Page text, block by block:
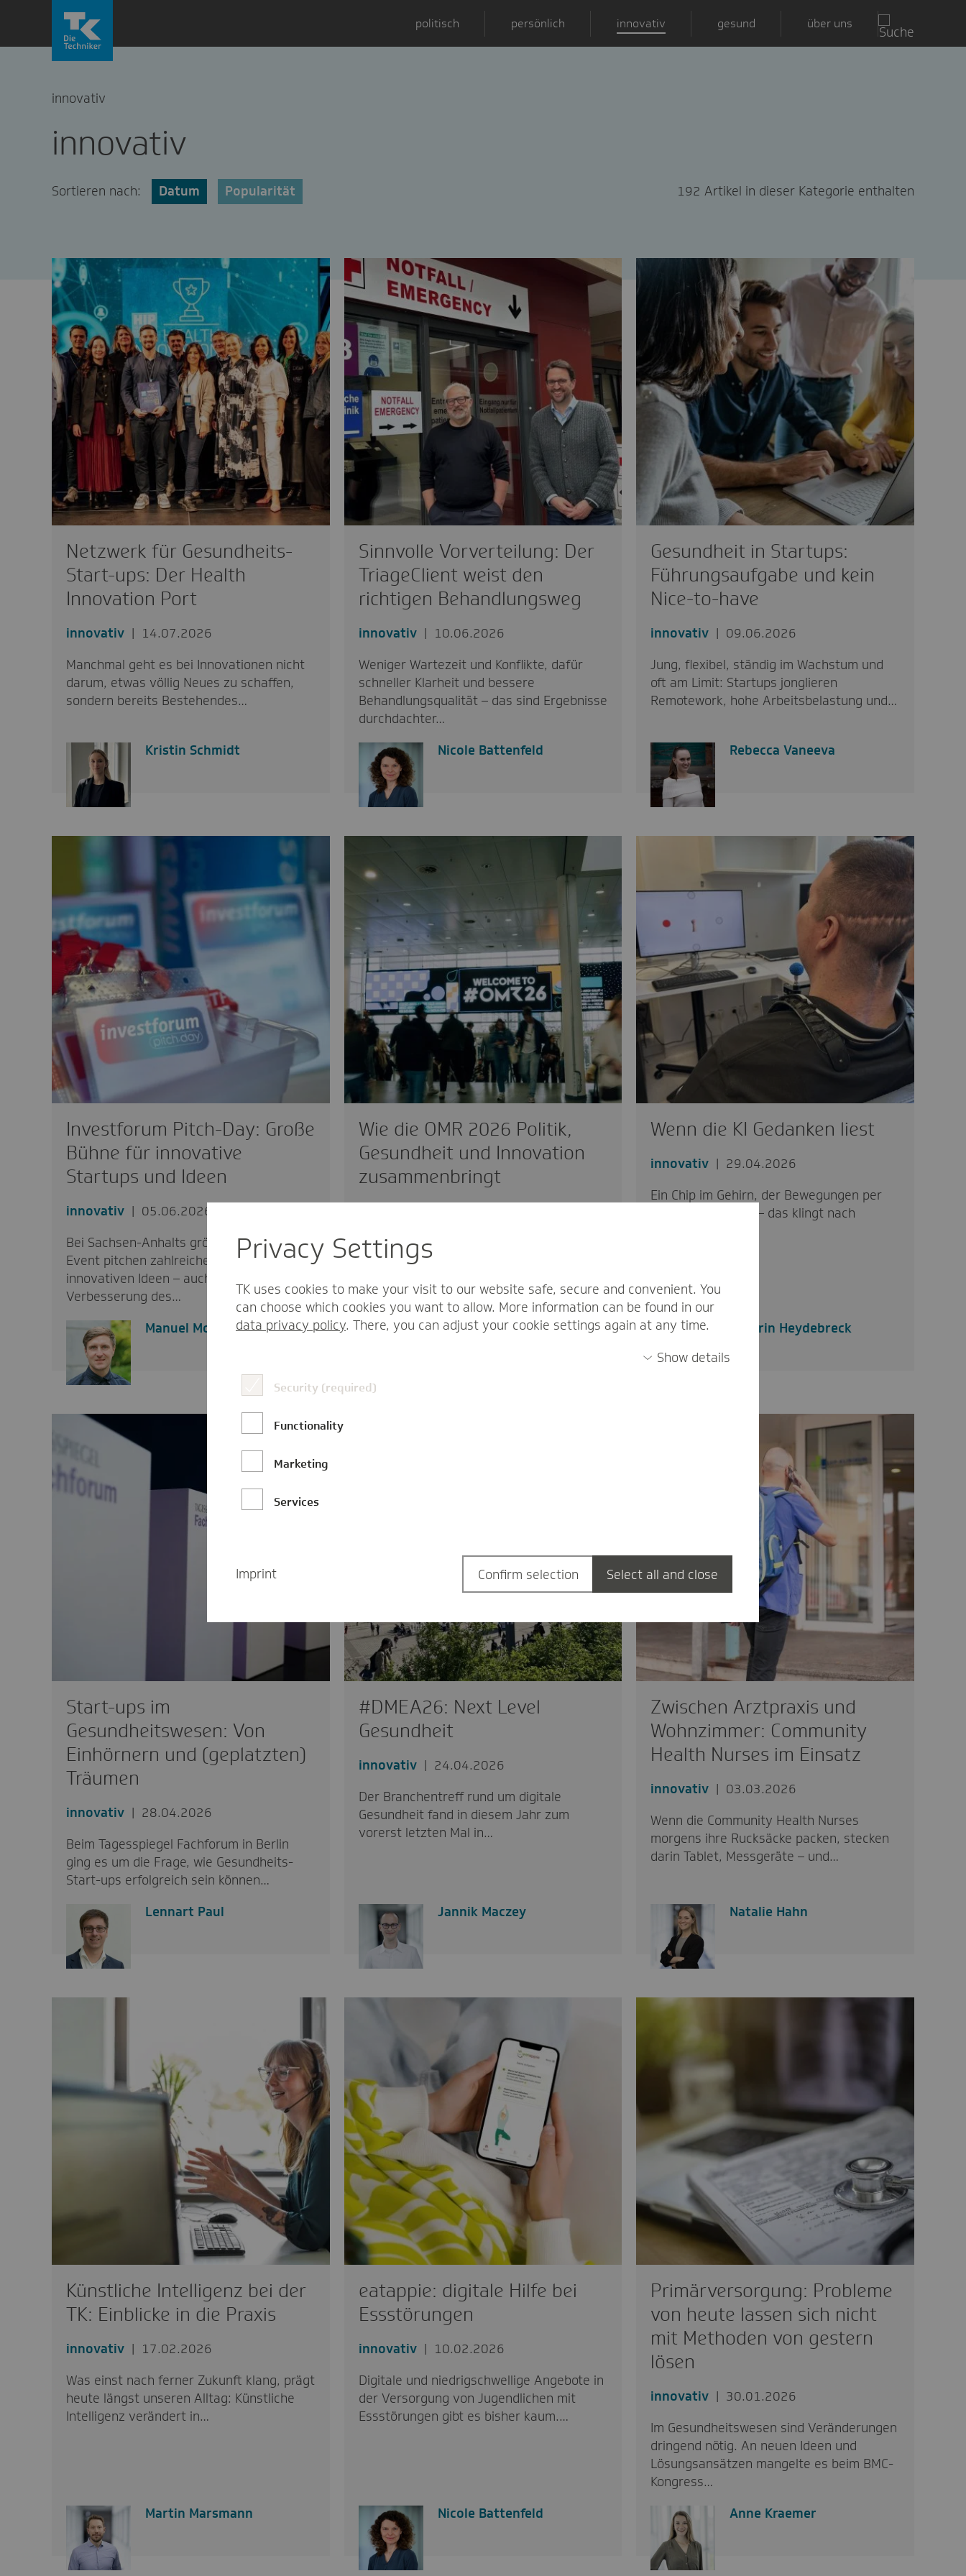
politisch persönlich innovativ gesund über uns
innovativ
innovativ
192 Artikel in dieser Kategorie enthalten
Sortieren nach: Datum Popularität
Netzwerk für Gesundheits-
Start-ups: Der Health
Innovation Port
innovativ
14.07.2026
Manchmal geht es bei Innovationen nicht
darum, etwas völlig Neues zu schaffen,
sondern bereits Bestehendes…
Kristin Schmidt
Sinnvolle Vorverteilung: Der
TriageClient weist den
richtigen Behandlungsweg
innovativ
10.06.2026
Weniger Wartezeit und Konflikte, dafür
schneller Klarheit und bessere
Behandlungsqualität – das sind Ergebnisse
durchdachter…
Nicole Battenfeld
Gesundheit in Startups:
Führungsaufgabe und kein
Nice-to-have
innovativ
09.06.2026
Jung, flexibel, ständig im Wachstum und
oft am Limit: Startups jonglieren
Remotework, hohe Arbeitsbelastung und…
Rebecca Vaneeva
Investforum Pitch-Day: Große
Bühne für innovative
Startups und Ideen
innovativ
05.06.2026
Bei Sachsen-Anhalts größtem Startup-
Event pitchen zahlreiche Teams ihre
innovativen Ideen – auch zur
Verbesserung des…
Manuel Mohr
Wie die OMR 2026 Politik,
Gesundheit und Innovation
zusammenbringt
Eine Veranstaltung in Hamburg, die das
Supermodel Heidi Klum, Vizekanzler Lars
Natalie Hahn
Wenn die KI Gedanken liest
innovativ
29.04.2026
Ein Chip im Gehirn, der Bewegungen per
Gedanken steuert – das klingt nach
Kathrin Heydebreck
Start-ups im
Gesundheitswesen: Von
Einhörnern und (geplatzten)
Träumen
innovativ
28.04.2026
Beim Tagesspiegel Fachforum in Berlin
ging es um die Frage, wie Gesundheits-
Start-ups erfolgreich sein können…
Lennart Paul
#DMEA26: Next Level
Gesundheit
innovativ
24.04.2026
Der Branchentreff rund um digitale
Gesundheit fand in diesem Jahr zum
vorerst letzten Mal in…
Jannik Maczey
Zwischen Arztpraxis und
Wohnzimmer: Community
Health Nurses im Einsatz
innovativ
03.03.2026
Wenn die Community Health Nurses
morgens ihre Rucksäcke packen, stecken
darin Tablet, Messgeräte – und…
Natalie Hahn
Künstliche Intelligenz bei der
TK: Einblicke in die Praxis
innovativ
17.02.2026
Was einst nach ferner Zukunft klang, prägt
heute längst unseren Alltag: Künstliche
Intelligenz verändert in…
Martin Marsmann
eatappie: digitale Hilfe bei
Essstörungen
innovativ
10.02.2026
Digitale und niedrigschwellige Angebote in
der Versorgung von Jugendlichen mit
Essstörungen gibt es bisher kaum.…
Nicole Battenfeld
Primärversorgung: Probleme
von heute lassen sich nicht
mit Methoden von gestern
lösen
innovativ
30.01.2026
Im Gesundheitswesen sind Veränderungen
dringend nötig. An neuen Ideen und
Lösungsansätzen mangelte es beim BMC-
Kongress…
Anne Kraemer
Privacy Settings
TK uses cookies to make your visit to our website safe, secure and convenient. You
can choose which cookies you want to allow. More information can be found in our
data privacy policy. There, you can adjust your cookie settings again at any time.
Show details
Security (required)
Functionality
Marketing
Services
Imprint Confirm selection Select all and close